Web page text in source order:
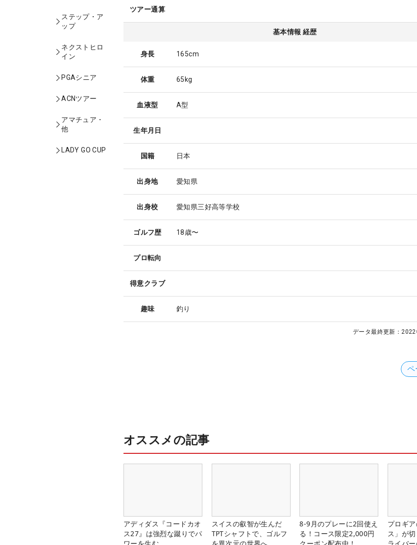
ステップ・ア
ップ
ネクストヒロ
イン
PGAシニア
ACNツアー
アマチュア・
他
LADY GO CUP
ツアー通算
基本情報 経歴
身長 165cm
体重 65kg
血液型 A型
生年月日
国籍 日本
出身地 愛知県
出身校 愛知県三好高等学校
ゴルフ歴 18歳〜
プロ転向
得意クラブ
趣味 釣り
データ最終更新： 2022
ペ
オススメの記事
アディダス『コードカオ
ス27』は強烈な蹴りでパ
ワーを生む
スイスの叡智が生んだ
TPTシャフトで、ゴルフ
を異次元の世界へ
8-9月のプレーに2回使え
る！コース限定2,000円
クーポン配布中！
プロギ
ス」が
ライバ